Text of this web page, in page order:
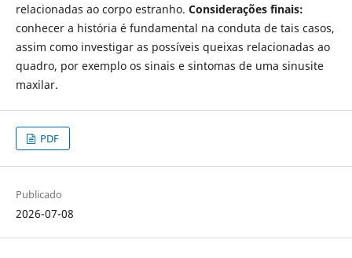
relacionadas ao corpo estranho. Considerações finais:
conhecer a história é fundamental na conduta de tais casos,
assim como investigar as possíveis queixas relacionadas ao
quadro, por exemplo os sinais e sintomas de uma sinusite
maxilar.
PDF
Publicado
2026-07-08